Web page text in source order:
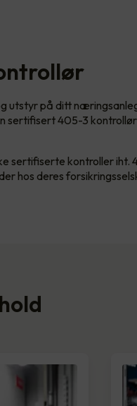
utstyr på ditt
sertifisert 405-3
sertifiserte kontroller iht.
hos deres